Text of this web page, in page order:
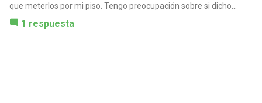
que meterlos por mi piso. Tengo preocupación sobre si dicho...
1 respuesta